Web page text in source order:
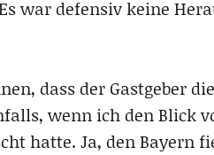
war defensiv keine
dass der Gastgeber die
wenn ich den Blick
hatte. Ja, den Bayern